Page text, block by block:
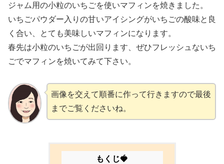
ジャム用の小粒のいちごを使いマフィンを焼きました。
いちごパウダー入りの甘いアイシングがいちごの酸味と良
く合い、とても美味しいマフィンになります。
春先は小粒のいちごが出回ります、ぜひフレッシュないち
ごでマフィンを焼いてみて下さい。
画像を交えて順番に作って行きますので最後
までご覧くださいね。
もくじ🍓